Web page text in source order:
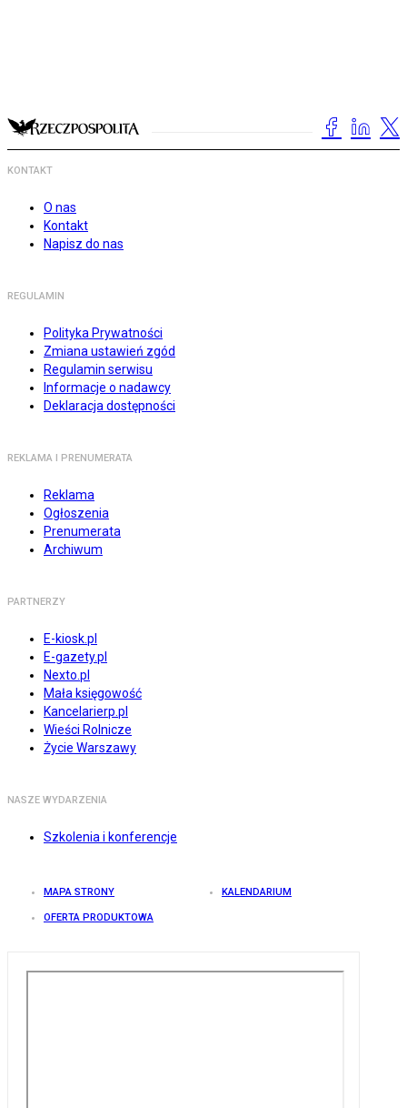
KONTAKT
O nas
Kontakt
Napisz do nas
REGULAMIN
Polityka Prywatności
Zmiana ustawień zgód
Regulamin serwisu
Informacje o nadawcy
Deklaracja dostępności
REKLAMA I PRENUMERATA
Reklama
Ogłoszenia
Prenumerata
Archiwum
PARTNERZY
E-kiosk.pl
E-gazety.pl
Nexto.pl
Mała księgowość
Kancelarierp.pl
Wieści Rolnicze
Życie Warszawy
NASZE WYDARZENIA
Szkolenia i konferencje
MAPA STRONY KALENDARIUM
OFERTA PRODUKTOWA